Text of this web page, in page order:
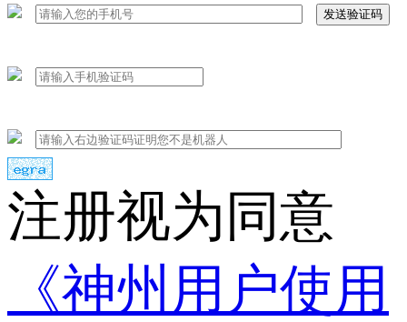
发送验证码
注册视为同意
《神州用户使用